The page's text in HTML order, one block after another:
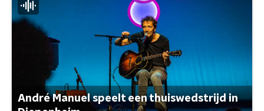
André Manuel speelt een thuiswedstrijd in